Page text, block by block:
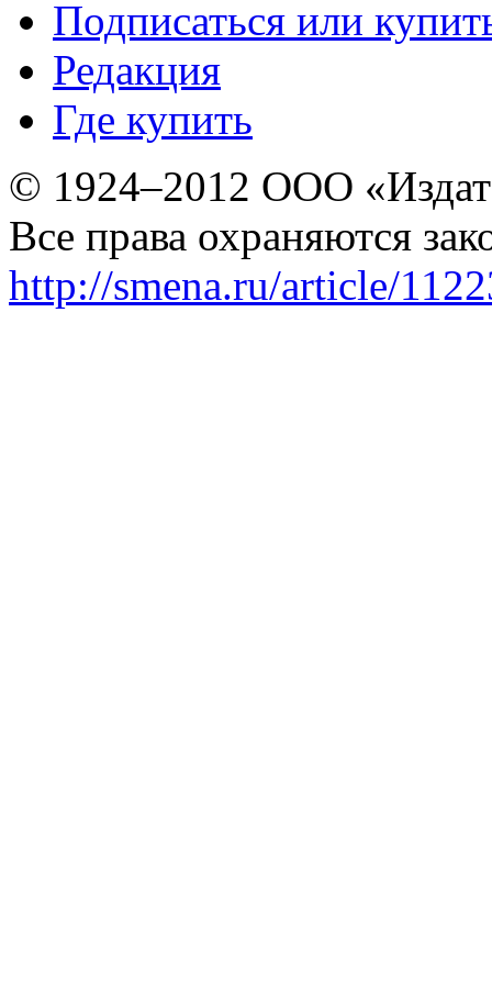
Подписаться или
Редакция
Где купить
© 1924–2012 ООО
Все права охраняются
http://smena.ru/article/